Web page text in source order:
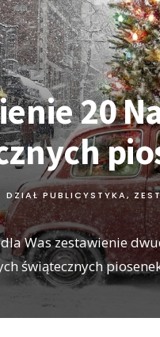
20
DZIAŁ PUBLICYSTYKA,
Was zestawienie
świątecznych